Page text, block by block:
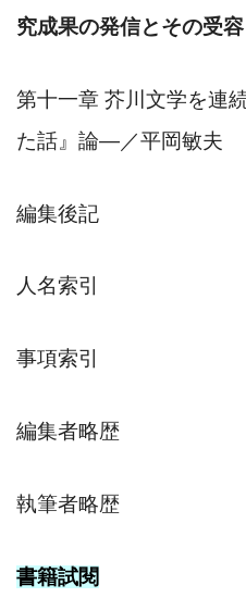
究成果の発信とその受容
第十一章 芥川文学を連
た話』論―／平岡敏夫
編集後記
人名索引
事項索引
編集者略歴
執筆者略歴
書籍試閱